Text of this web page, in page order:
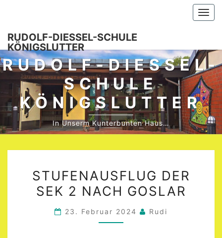
content
RUDOLF-DIESSEL-SCHULE K
ÖNIGSLUTTER
RUDOLF-DIESSEL-S
CHULE K
ÖNIGSLUTTER
In Unserm Kunterbunten Haus…
DER
SEK
STUFENAUSFLUG DER
SEK 2 NACH GOSLAR
23. Februar 2024 Rudi